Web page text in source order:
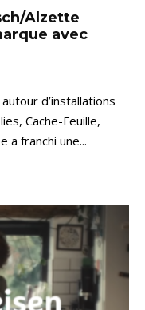
Alzette
avec
d’installations
Cache-Feuille,
a franchi une...